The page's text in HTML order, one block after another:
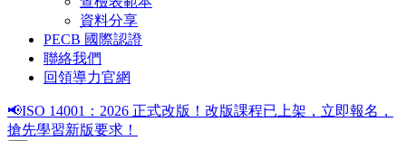
資料分享
PECB 國際認證
聯絡我們
回領導力官網
📢ISO 14001：2026 正式改版！改版課程已上架，立即報名，
搶先學習新版要求！